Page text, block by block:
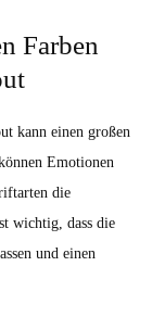
Farben
kann einen großen
Emotionen
die
wichtig, dass die
und einen